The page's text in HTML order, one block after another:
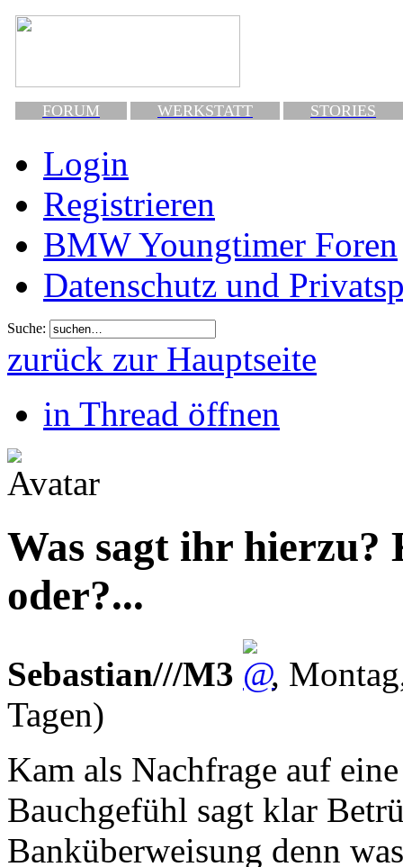
FORUM WERKSTATT STORIES
Login
Registrieren
BMW Youngtimer Foren
Datenschutz und
Suche:
zurück zur Hauptseite
in Thread öffnen
Was sagt ihr hierzu?
oder?...
Sebastian///M3 ,
Tagen)
Kam als Nachfrage auf
Bauchgefühl sagt klar
Banküberweisung denn